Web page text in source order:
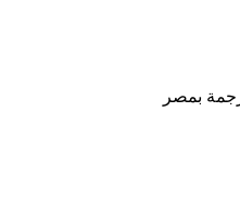
بمصر